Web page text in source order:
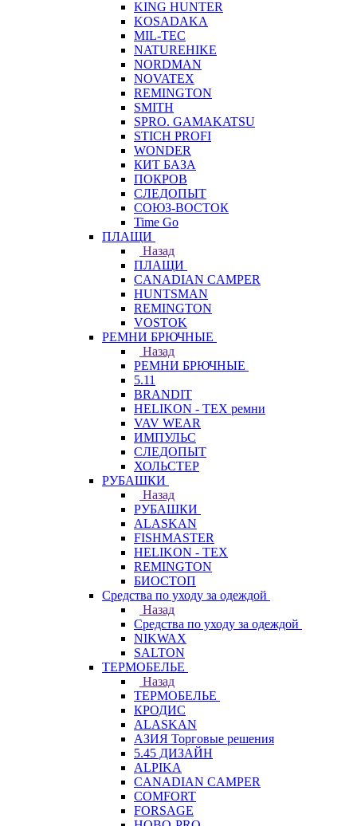
KING HUNTER
KOSADAKA
MIL-TEC
NATUREHIKE
NORDMAN
NOVATEX
REMINGTON
SMITH
SPRO. GAMAKATSU
STICH PROFI
WONDER
КИТ БАЗА
ПОКРОВ
СЛЕДОПЫТ
СОЮЗ-ВОСТОК
Time Go
ПЛАЩИ
Назад
ПЛАЩИ
CANADIAN CAMPER
HUNTSMAN
REMINGTON
VOSTOK
РЕМНИ БРЮЧНЫЕ
Назад
РЕМНИ БРЮЧНЫЕ
5.11
BRANDIT
HELIKON - TEX ремни
VAV WEAR
ИМПУЛЬС
СЛЕДОПЫТ
ХОЛЬСТЕР
РУБАШКИ
Назад
РУБАШКИ
ALASKAN
FISHMASTER
HELIKON - TEX
REMINGTON
БИОСТОП
Средства по уходу за одеждой
Назад
Средства по уходу за одеждой
NIKWAX
SALTON
ТЕРМОБЕЛЬЕ
Назад
ТЕРМОБЕЛЬЕ
КРОДИС
ALASKAN
АЗИЯ Торговые решения
5.45 ДИЗАЙН
ALPIKA
CANADIAN CAMPER
COMFORT
FORSAGE